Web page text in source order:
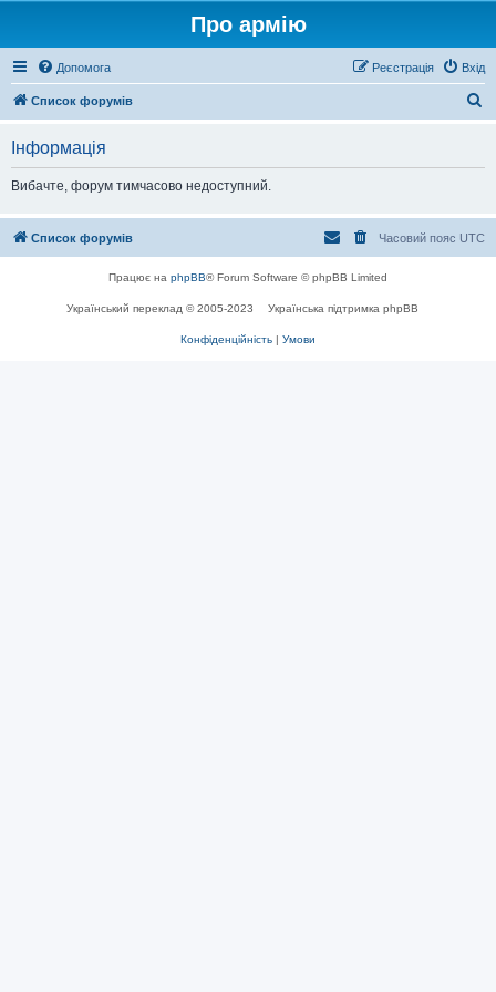
Про армію
Допомога Вхід
Реєстрація
Список форумів
Інформація
Вибачте, форум тимчасово недоступний.
Список форумів Часовий пояс UTC
Працює на phpBB® Forum Software © phpBB Limited
Український переклад © 2005-2023 Українська підтримка phpBB
Конфіденційність | Умови